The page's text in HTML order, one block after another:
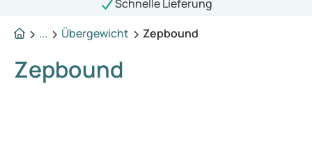
Schnelle Lieferung
...
Übergewicht Zepbound
Zepbound